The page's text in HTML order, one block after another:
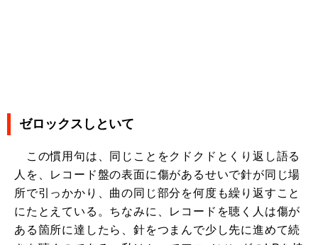
ゼロックスしといて
この慣用句は、同じことをクドクドとくり返し語る
人を、レコード盤の表面に傷があるせいで針が同じ場
所で引っかかり、曲の同じ部分を何度も繰り返すこと
にたとえている。ちなみに、レコードを聴く人は傷が
ある箇所に達したら、針をつまんで少し先に進めて続